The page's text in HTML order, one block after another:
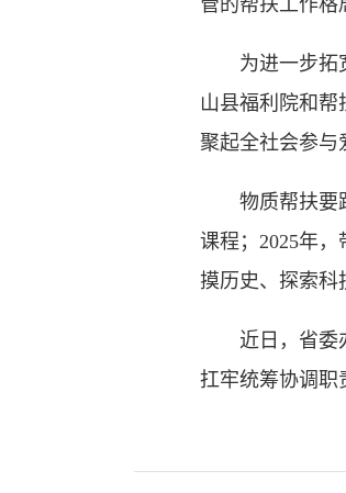
管的帮扶工作格
为进一步拓宽
山县福利院和帮
聚起全社会参与
物质帮扶要跟
课程；2025年
摸历史、探索
近日，省委办
扛牢统筹协调职